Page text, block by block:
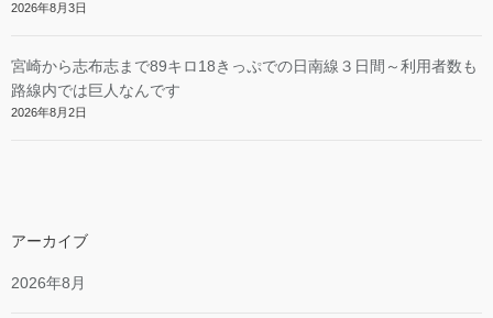
2026年8月3日
宮崎から志布志まで89キロ18きっぷでの日南線３日間～利用者数も
路線内では巨人なんです
2026年8月2日
アーカイブ
2026年8月